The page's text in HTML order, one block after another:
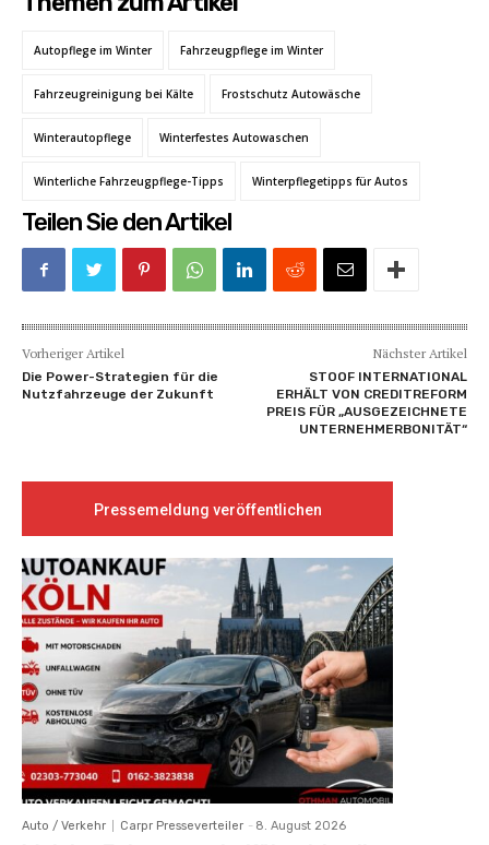
Autopflege im Winter Fahrzeugpflege im Winter
Fahrzeugreinigung bei Kälte Frostschutz Autowäsche
Winterautopflege Winterfestes Autowaschen
Winterliche Fahrzeugpflege-Tipps Winterpflegetipps für Autos
Teilen Sie den Artikel
Vorheriger Artikel
Die Power-Strategien für die
Nutzfahrzeuge der Zukunft
Nächster Artikel
STOOF INTERNATIONAL
ERHÄLT VON CREDITREFORM
PREIS FÜR „AUSGEZEICHNETE
UNTERNEHMERBONITÄT“
Pressemeldung veröffentlichen
Auto / Verkehr Carpr Presseverteiler - 8. August 2026